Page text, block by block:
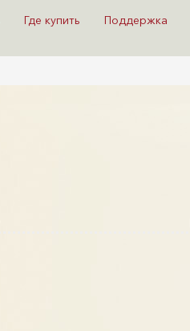
Где купить Поддержка